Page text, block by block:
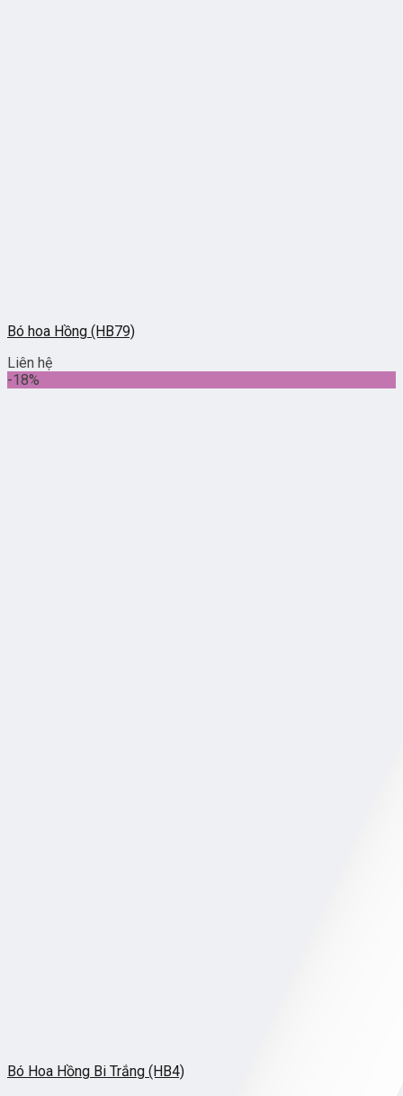
Bó hoa Hồng (HB79)
Liên hệ
-18%
Bó Hoa Hồng Bi Trắng (HB4)